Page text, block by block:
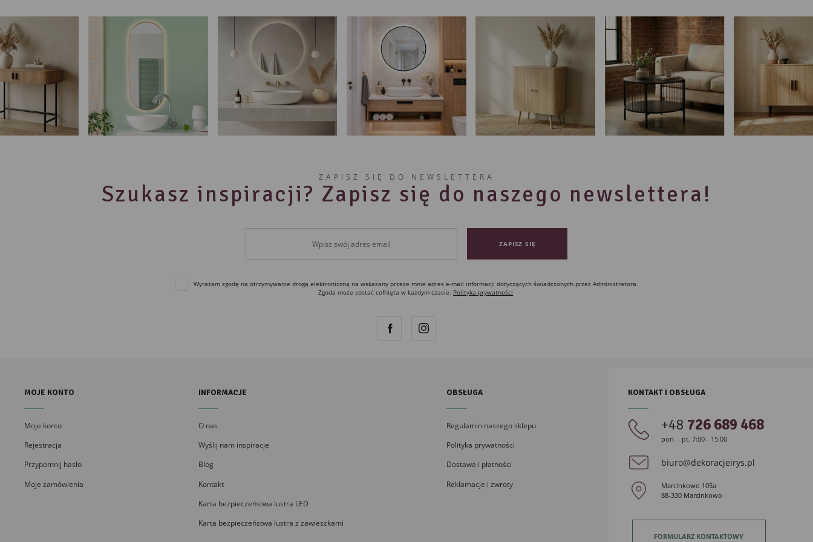
ZAPISZ SIĘ DO NEWSLETTERA
Szukasz inspiracji? Zapisz się do naszego newslettera!
Wyrażam zgodę na otrzymywanie drogą elektroniczną na wskazany przeze mnie adres e-mail informacji dotyczących świadczonych przez Administratora.
Zgoda może zostać cofnięta w każdym czasie. Polityka prywatności
MOJE KONTO
Moje konto
Rejestracja
Przypomnij hasło
Moje zamówienia
INFORMACJE
O nas
Wyślij nam inspiracje
Blog
Kontakt
Karta bezpieczeństwa lustra LED
Karta bezpieczeństwa lustra z zawieszkami
OBSŁUGA
Regulamin naszego sklepu
Polityka prywatności
Dostawa i płatności
Reklamacje i zwroty
KONTAKT I OBSŁUGA
+48 726 689 468
pon. - pt. 7:00 - 15:00
biuro@dekoracjeirys.pl
Marcinkowo 105a
88-330 Marcinkowo
FORMULARZ KONTAKTOWY